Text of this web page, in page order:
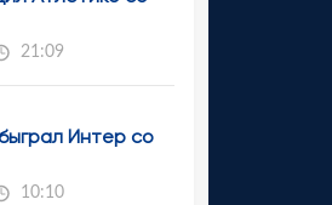
21:09
Интер со
10:10